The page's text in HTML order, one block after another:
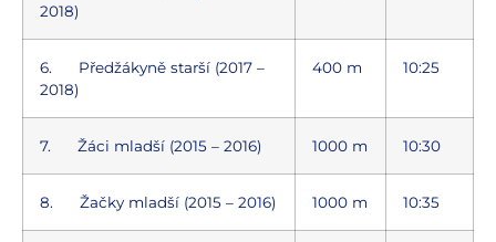
2018)
6. Předžákyně starší (2017 –
2018)
400 m 10:25
7. Žáci mladší (2015 – 2016) 1000 m 10:30
8. Žačky mladší (2015 – 2016) 1000 m 10:35